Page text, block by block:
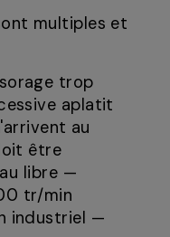
multiples et
trop
aplatit
au
être
libre —
tr/min
industriel —